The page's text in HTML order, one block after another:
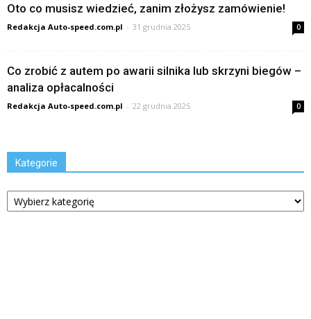
Oto co musisz wiedzieć, zanim złożysz zamówienie!
Redakcja Auto-speed.com.pl - 31 grudnia 2025 0
Co zrobić z autem po awarii silnika lub skrzyni biegów –
analiza opłacalności
Redakcja Auto-speed.com.pl - 22 grudnia 2025 0
Kategorie
Kategorie